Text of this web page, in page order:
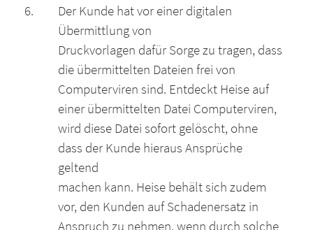
Der Kunde hat vor einer digitalen
Übermittlung von
Druckvorlagen dafür Sorge zu tragen, dass
die übermittelten Dateien frei von
Computerviren sind. Entdeckt Heise auf
einer übermittelten Datei Computerviren,
wird diese Datei sofort gelöscht, ohne
dass der Kunde hieraus Ansprüche
geltend
machen kann. Heise behält sich zudem
vor, den Kunden auf Schadenersatz in
Anspruch zu nehmen, wenn durch solche